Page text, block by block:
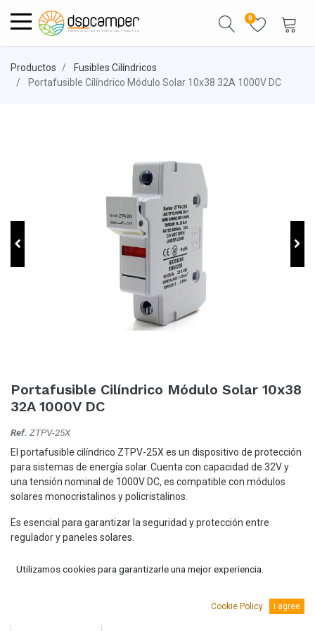
0
Productos
Fusibles Cilíndricos
Portafusible Cilíndrico Módulo Solar 10x38 32A 1000V DC
Portafusible Cilíndrico Módulo Solar 10x38
32A 1000V DC
Ref. ZTPV-25X
El portafusible cilíndrico ZTPV-25X es un dispositivo de protección
para sistemas de energía solar. Cuenta con capacidad de 32V y
una tensión nominal de 1000V DC, es compatible con módulos
solares monocristalinos y policristalinos.
Es esencial para garantizar la seguridad y protección entre
regulador y paneles solares.
3,09€ (IVA Incluido.)
Utilizamos cookies para garantizarle una mejor experiencia.
Cookie Policy I agree